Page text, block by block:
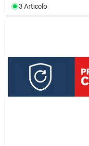
3 Articolo